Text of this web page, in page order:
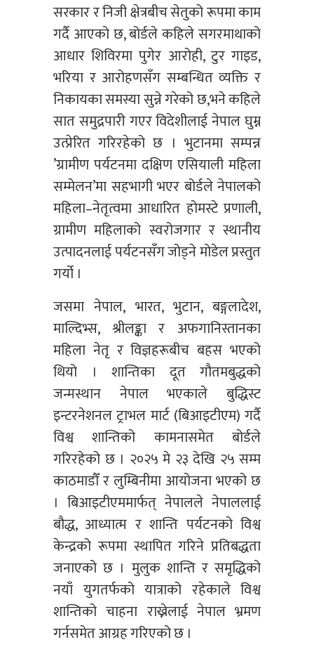
सरकार र निजी क्षेत्रबीच सेतुको रूपमा काम
गर्दै आएको छ, बोर्डले कहिले सगरमाथाको
आधार शिविरमा पुगेर आरोही, टुर गाइड,
भरिया र आरोहणसँग सम्बन्धित व्यक्ति र
निकायका समस्या सुन्ने गरेको छ,भने कहिले
सात समुद्रपारी गएर विदेशीलाई नेपाल घुम्न
उत्प्रेरित गरिरहेको छ । भुटानमा सम्पन्न
’ग्रामीण पर्यटनमा दक्षिण एसियाली महिला
सम्मेलन’मा सहभागी भएर बोर्डले नेपालको
महिला–नेतृत्वमा आधारित होमस्टे प्रणाली,
ग्रामीण महिलाको स्वरोजगार र स्थानीय
उत्पादनलाई पर्यटनसँग जोड्ने मोडेल प्रस्तुत
गर्यो ।
जसमा नेपाल, भारत, भुटान, बङ्गलादेश,
माल्दिभ्स, श्रीलङ्का र अफगानिस्तानका
महिला नेतृ र विज्ञहरूबीच बहस भएको
थियो । शान्तिका दूत गौतमबुद्धको
जन्मस्थान नेपाल भएकाले बुद्धिस्ट
इन्टरनेशनल ट्राभल मार्ट (बिआइटीएम) गर्दै
विश्व शान्तिको कामनासमेत बोर्डले
गरिरहेको छ । २०२५ मे २३ देखि २५ सम्म
काठमाडौँ र लुम्बिनीमा आयोजना भएको छ
। बिआइटीएममार्फत् नेपालले नेपाललाई
बौद्ध, आध्यात्म र शान्ति पर्यटनको विश्व
केन्द्रको रूपमा स्थापित गरिने प्रतिबद्धता
जनाएको छ । मुलुक शान्ति र समृद्धिको
नयाँ युगतर्फको यात्राको रहेकाले विश्व
शान्तिको चाहना राख्नेलाई नेपाल भ्रमण
गर्नसमेत आग्रह गरिएको छ ।